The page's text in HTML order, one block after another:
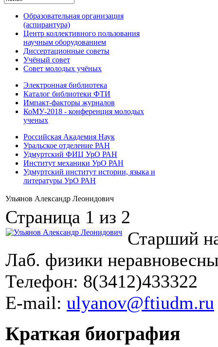
Образовательная организация
(аспирантура)
Центр коллективного пользования
научным оборудованием
Диссертационные советы
Учёный совет
Совет молодых учёных
Электронная библиотека
Каталог библиотеки ФТИ
Импакт-факторы журналов
КоМУ-2018 - конференция молодых
ученых
Российская Академия Наук
Уральское отделение РАН
Удмуртский ФИЦ УрО РАН
Институт механики УрО РАН
Удмуртский институт истории, языка и
литературы УрО РАН
Ульянов Александр Леонидович
Страница 1 из 2
Старший
Лаб. физики
Телефон: 8(3412)433322
E-mail: ulyanov@ftiudm.ru
Краткая биография